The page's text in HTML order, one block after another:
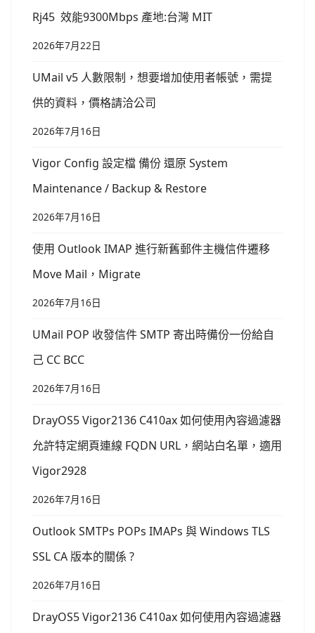
Rj45 效能9300Mbps 產地:台灣 MIT
2026年7月22日
UMail v5 人數限制，想要增加使用者帳號，需提
供的資料，價格請洽公司
2026年7月16日
Vigor Config 設定檔 備份 還原 System
Maintenance / Backup & Restore
2026年7月16日
使用 Outlook IMAP 進行新舊郵件主機信件遷移
Move Mail，Migrate
2026年7月16日
UMail POP 收發信件 SMTP 寄出時備份一份給自
己 CC BCC
2026年7月16日
DrayOS5 Vigor2136 C410ax 如何使用內容過濾器
允許特定網頁連線 FQDN URL，網站白名單，適用
Vigor2928
2026年7月16日
Outlook SMTPs POPs IMAPs 與 Windows TLS
SSL CA 版本的關係 ?
2026年7月16日
DrayOS5 Vigor2136 C410ax 如何使用內容過濾器